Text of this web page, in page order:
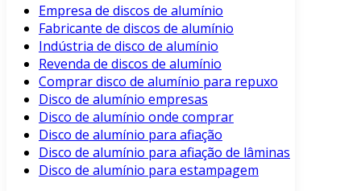
Empresa de discos de alumínio
Fabricante de discos de alumínio
Indústria de disco de alumínio
Revenda de discos de alumínio
Comprar disco de alumínio para repuxo
Disco de alumínio empresas
Disco de alumínio onde comprar
Disco de alumínio para afiação
Disco de alumínio para afiação de lâminas
Disco de alumínio para estampagem